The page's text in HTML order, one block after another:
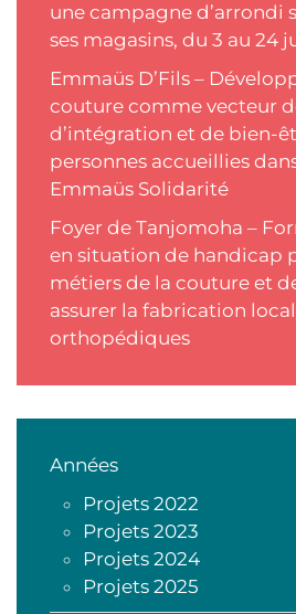
une campagne d’arrondi
ses magasins, du 3 au 24
Emmaüs D’Fils –
couture comme vecteur
d’intégration et de bien-
personnes accueillies
Emmaüs Solidarité
Foyer de Tanjomoha –
en situation de handicap
métiers de la couture et
assurer la fabrication
orthopédiques
Années
Projets 2022
Projets 2023
Projets 2024
Projets 2025